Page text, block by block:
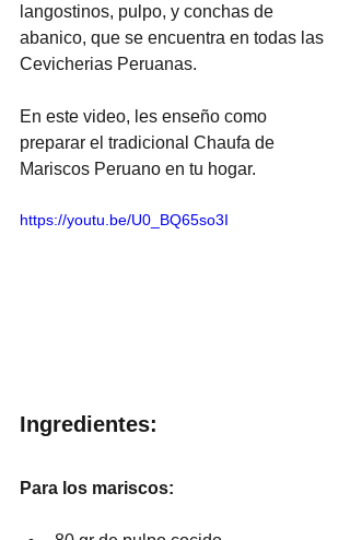
langostinos, pulpo, y conchas de
abanico, que se encuentra en todas las
Cevicherias Peruanas.
En este video, les enseño como
preparar el tradicional Chaufa de
Mariscos Peruano en tu hogar.
https://youtu.be/U0_BQ65so3I
Ingredientes:
Para los mariscos: